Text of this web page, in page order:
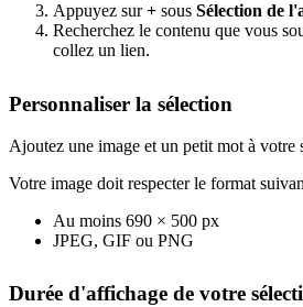
Appuyez sur+ sous Sélection de
Recherchez le contenu que vous
collez un lien.
Personnaliser la sélection
Ajoutez une image et un petit mot à votre
Votre image doit respecter le format
Au moins 690 × 500 px
JPEG, GIF ou PNG
Durée d'affichage de votre